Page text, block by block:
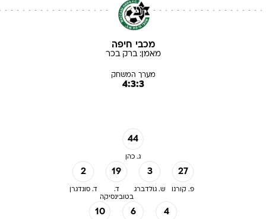
מכבי חיפה
מאמן:ברק בכר
מערך המשחק
4:3:3
44
ג. כהן
2
ד. סונדגרן
19
ד.
בטובינסיקה
3
ש. גולדברג
27
פ. קורנו
10 6 4